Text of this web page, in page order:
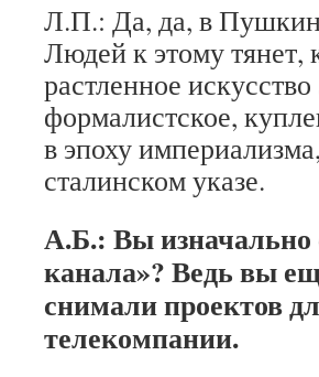
Л.П.: Да, да, в
Людей к этому тянет,
растленное
формалистское,
в эпоху
сталинском указе.
А.Б.: Вы
канала»? Ведь вы
снимали проектов
телекомпании.